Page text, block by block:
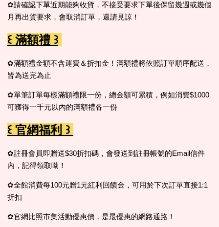
✿請確認下單近期能夠收貨，不接受要求下單後保留幾週或幾個
月再出貨要求，會取消訂單，還請見諒！
꒰ 滿額禮 ꒱
✿滿額禮金額不含運費＆折扣金！滿額禮將依照訂單順序配送，
皆為送完為止
✿單筆訂單每樣滿額禮限一份，總金額可累積，例如消費$1000
可獲得一千元以內的滿額禮各一份
꒰ 官網福利 ꒱
✿註冊會員即贈送$30折扣碼，會發送到註冊帳號的Email信件
內，記得領取呦！
✿全館消費每100元贈1元紅利回饋金，可用於下次訂單直接1:1
折扣
✿官網比照市集活動優惠價，是最優惠的網路通路！